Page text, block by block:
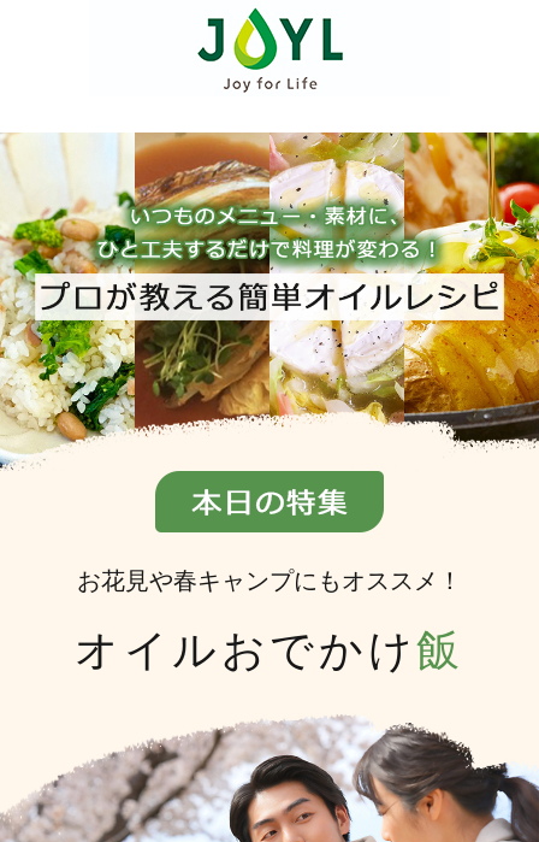
お花見や春キャンプにもオススメ！
オイルおでかけ飯